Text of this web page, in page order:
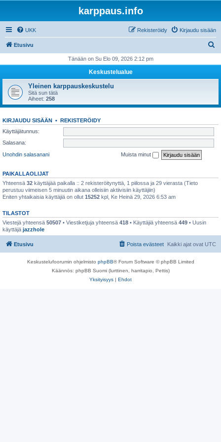
karppaus.info
UKK Kirjaudu sisään
Rekisteröidy
Etusivu
i
Tänään on Su Elo 09, 2026 2:12 pm
Keskustelualue
Yleinen karppauskeskustelu
Sitä sun tätä
Aiheet: 258
KIRJAUDU SISÄÄN • REKISTERÖIDY
Käyttäjätunnus:
Salasana:
Unohdin salasanani
Muista minut
PAIKALLAOLIJAT
Yhteensä 32 käyttäjää paikalla :: 2 rekisteröitynyttä, 1 piilossa ja 29 vierasta (Tieto
perustuu viimeisen 5 minuutin aikana olleisiin aktiivisiin käyttäjiin)
Eniten yhtaikaisia käyttäjiä on ollut 15252 kpl, Ke Heinä 29, 2026 6:53 am
TILASTOT
Viestejä yhteensä 50507 • Viestiketjuja yhteensä 418 • Käyttäjiä yhteensä 449 • Uusin
käyttäjä jazzhole
Etusivu Kaikki ajat ovat UTC
Poista evästeet
Keskustelufoorumin ohjelmisto phpBB® Forum Software © phpBB Limited
Käännös: phpBB Suomi (lurttinen, harritapio, Pettis)
Yksityisyys | Ehdot